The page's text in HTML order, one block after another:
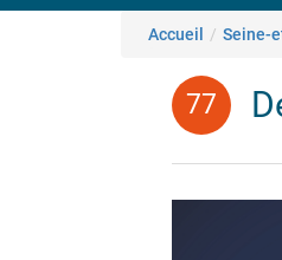
Fil
Accueil Seine-